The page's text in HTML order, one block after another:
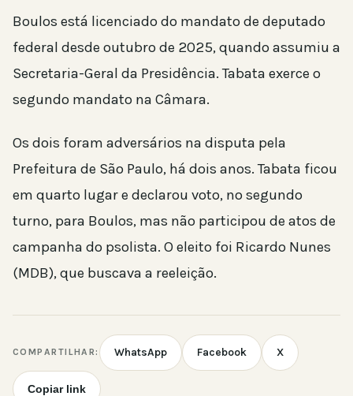
Boulos está licenciado do mandato de deputado
federal desde outubro de 2025, quando assumiu a
Secretaria-Geral da Presidência. Tabata exerce o
segundo mandato na Câmara.
Os dois foram adversários na disputa pela
Prefeitura de São Paulo, há dois anos. Tabata ficou
em quarto lugar e declarou voto, no segundo
turno, para Boulos, mas não participou de atos de
campanha do psolista. O eleito foi Ricardo Nunes
(MDB), que buscava a reeleição.
COMPARTILHAR: WhatsApp Facebook X
Copiar link